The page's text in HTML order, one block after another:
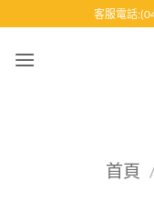
至
客服電話
首頁